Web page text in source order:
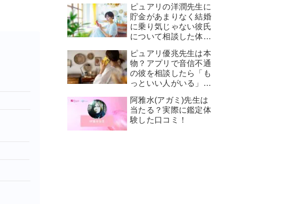
ピュアリの洋潤先生に
貯金があまりなく結婚
に乗り気じゃない彼氏
について相談した体験
ピュアリ優兆先生は本
物？アプリで音信不通
の彼を相談したら「も
っといい人がいる」と
レポ】
阿雅水(アガミ)先生は
当たる？実際に鑑定体
験した口コミ！